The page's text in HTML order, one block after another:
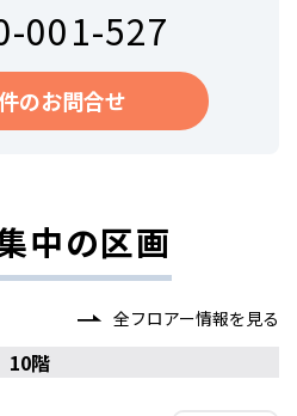
001-527
のお問合せ
中の区画
全フロアー情報を見る
10階